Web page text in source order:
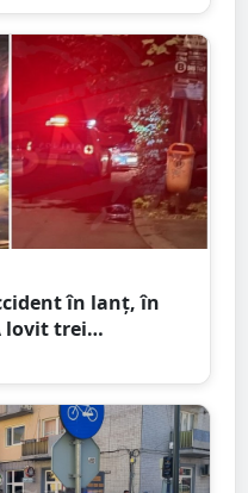
în lanț, în
lovit trei